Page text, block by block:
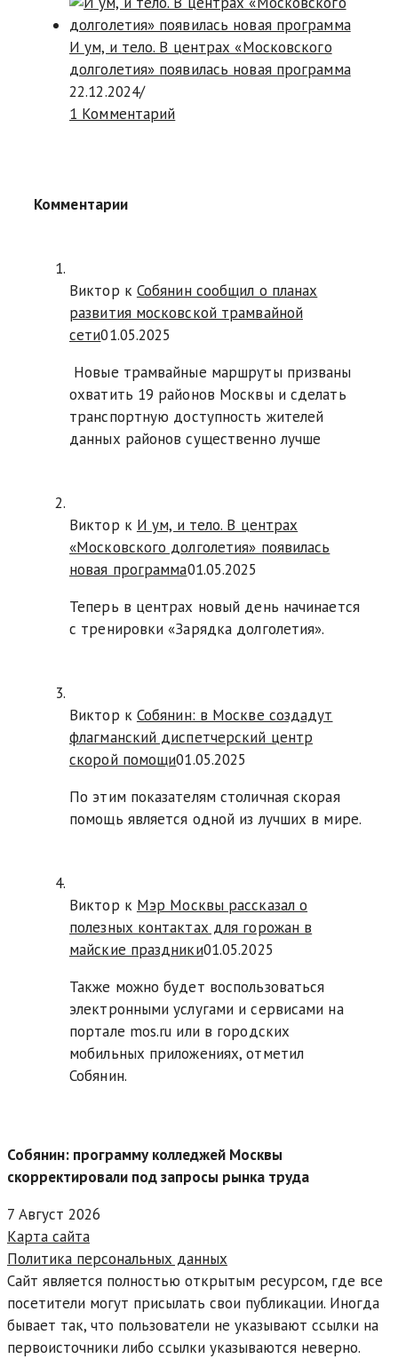
И ум, и тело. В центрах «Московского
долголетия» появилась новая программа
22.12.2024/
1 Комментарий
Комментарии
Виктор к Собянин сообщил о планах
развития московской трамвайной
сети01.05.2025
Новые трамвайные маршруты призваны
охватить 19 районов Москвы и сделать
транспортную доступность жителей
данных районов существенно лучше
Виктор к И ум, и тело. В центрах
«Московского долголетия» появилась
новая программа01.05.2025
Теперь в центрах новый день начинается
с тренировки «Зарядка долголетия».
Виктор к Собянин: в Москве создадут
флагманский диспетчерский центр
скорой помощи01.05.2025
По этим показателям столичная скорая
помощь является одной из лучших в мире.
Виктор к Мэр Москвы рассказал о
полезных контактах для горожан в
майские праздники01.05.2025
Также можно будет воспользоваться
электронными услугами и сервисами на
портале mos.ru или в городских
мобильных приложениях, отметил
Собянин.
Собянин: программу колледжей Москвы
скорректировали под запросы рынка труда
7 Август 2026
Карта сайта
Политика персональных данных
Сайт является полностью открытым ресурсом, где все
посетители могут присылать свои публикации. Иногда
бывает так, что пользователи не указывают ссылки на
первоисточники либо ссылки указываются неверно.